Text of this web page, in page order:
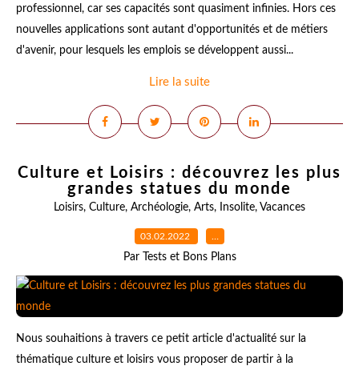
professionnel, car ses capacités sont quasiment infinies. Hors ces
nouvelles applications sont autant d'opportunités et de métiers
d'avenir, pour lesquels les emplois se développent aussi...
Lire la suite
Culture et Loisirs : découvrez les plus
grandes statues du monde
Loisirs, Culture, Archéologie, Arts, Insolite, Vacances
03.02.2022 …
Par Tests et Bons Plans
Nous souhaitions à travers ce petit article d'actualité sur la
thématique culture et loisirs vous proposer de partir à la